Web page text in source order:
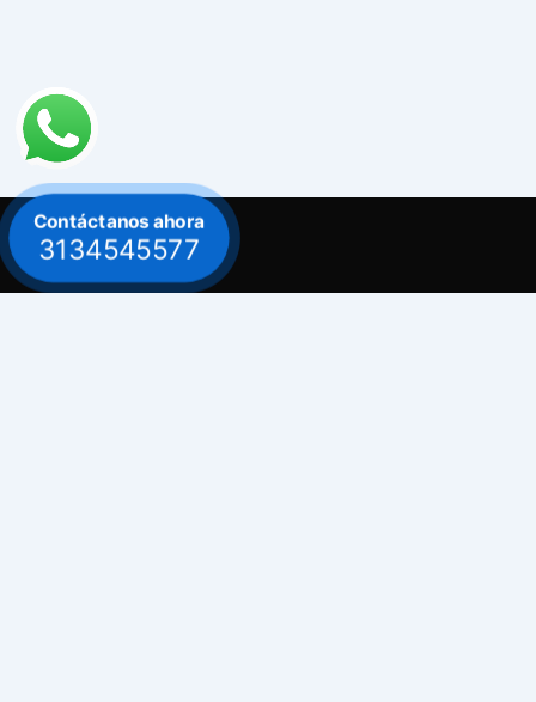
Contáctanos ahora
3134545577